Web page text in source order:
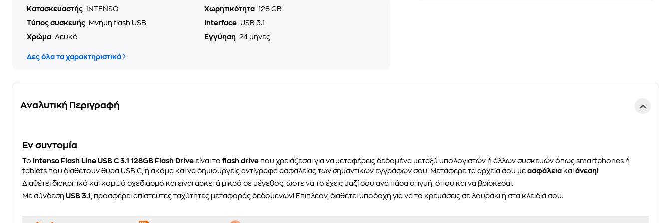
Κατασκευαστής INTENSO Χωρητικότητα 128 GB
Τύπος συσκευής
Μνήμη flash USB Interface USB 3.1
Χρώμα Λευκό Εγγύηση 24 μήνες
Δες όλα τα χαρακτηριστικά
Αναλυτική Περιγραφή
Eν συντομία
Το Intenso Flash Line USB C 3.1 128GB Flash Drive είναι το flash drive που χρειάζεσαι για να μεταφέρεις δεδομένα μεταξύ υπολογιστών ή άλλων συσκευών όπως smartphones ή
tablets που διαθέτουν θύρα USB C, ή ακόμα και να δημιουργείς αντίγραφα ασφαλείας των σημαντικών εγγράφων σου! Μετάφερε τα αρχεία σου με ασφάλεια και άνεση!
Διαθέτει διακριτικό και κομψό σχεδιασμό και είναι αρκετά μικρό σε μέγεθος, ώστε να το έχεις μαζί σου ανά πάσα στιγμή, όπου και να βρίσκεσαι.
Με σύνδεση USB 3.1 , προσφέρει απίστευτες ταχύτητες μεταφοράς δεδομένων! Επιπλέον, διαθέτει υποδοχή για να το κρεμάσεις σε λουράκι ή στα κλειδιά σου.